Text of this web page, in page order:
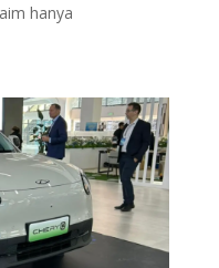
hanya